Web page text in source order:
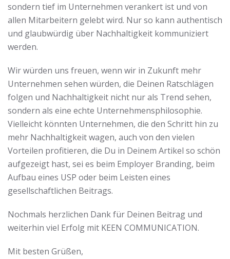
sondern tief im Unternehmen verankert ist und von
allen Mitarbeitern gelebt wird. Nur so kann authentisch
und glaubwürdig über Nachhaltigkeit kommuniziert
werden.
Wir würden uns freuen, wenn wir in Zukunft mehr
Unternehmen sehen würden, die Deinen Ratschlägen
folgen und Nachhaltigkeit nicht nur als Trend sehen,
sondern als eine echte Unternehmensphilosophie.
Vielleicht könnten Unternehmen, die den Schritt hin zu
mehr Nachhaltigkeit wagen, auch von den vielen
Vorteilen profitieren, die Du in Deinem Artikel so schön
aufgezeigt hast, sei es beim Employer Branding, beim
Aufbau eines USP oder beim Leisten eines
gesellschaftlichen Beitrags.
Nochmals herzlichen Dank für Deinen Beitrag und
weiterhin viel Erfolg mit KEEN COMMUNICATION.
Mit besten Grüßen,